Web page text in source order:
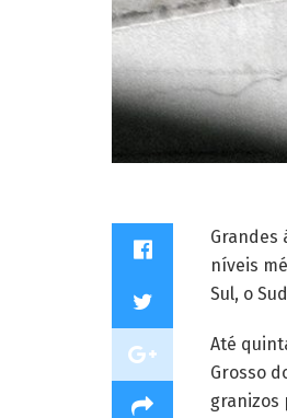
Grandes
níveis
Sul, o
Até
Grosso
granizos